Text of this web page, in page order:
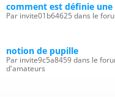
comment est définie
Par invite01b64625 dans le
notion de pupille
Par invite9c5a8459 dans le
d'amateurs